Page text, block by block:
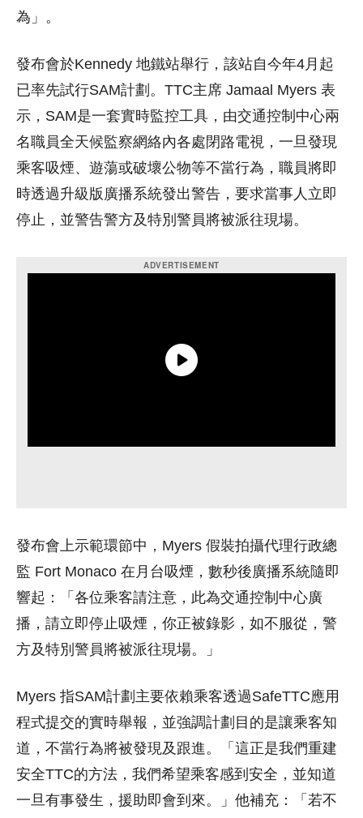
為」。
發布會於Kennedy 地鐵站舉行，該站自今年4月起
已率先試行SAM計劃。TTC主席 Jamaal Myers 表
示，SAM是一套實時監控工具，由交通控制中心兩
名職員全天候監察網絡內各處閉路電視，一旦發現
乘客吸煙、遊蕩或破壞公物等不當行為，職員將即
時透過升級版廣播系統發出警告，要求當事人立即
停止，並警告警方及特別警員將被派往現場。
發布會上示範環節中，Myers 假裝拍攝代理行政總
監 Fort Monaco 在月台吸煙，數秒後廣播系統隨即
響起：「各位乘客請注意，此為交通控制中心廣
播，請立即停止吸煙，你正被錄影，如不服從，警
方及特別警員將被派往現場。」
Myers 指SAM計劃主要依賴乘客透過SafeTTC應用
程式提交的實時舉報，並強調計劃目的是讓乘客知
道，不當行為將被發現及跟進。「這正是我們重建
安全TTC的方法，我們希望乘客感到安全，並知道
一旦有事發生，援助即會到來。」他補充：「若不